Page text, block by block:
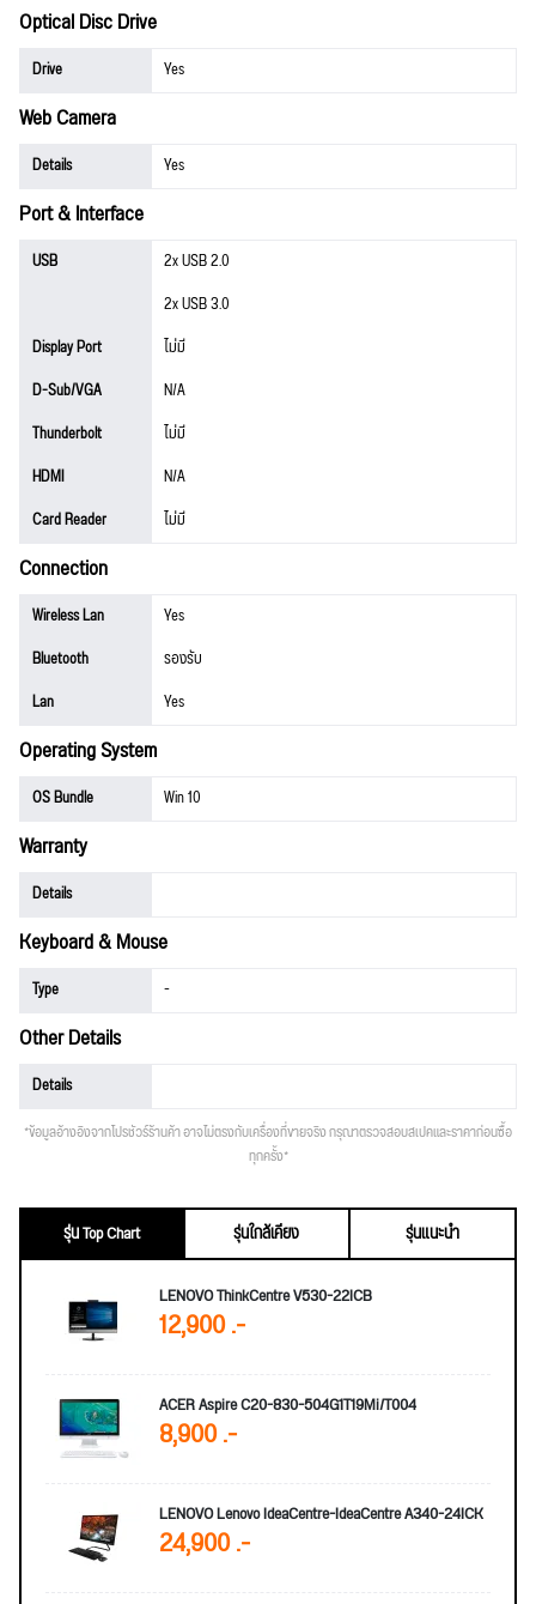
Optical Disc Drive
Drive Yes
Web Camera
Details Yes
Port & Interface
USB
2x USB 2.0
2x USB 3.0
Display Port
ไม่มี
D-Sub/VGA
N/A
Thunderbolt
ไม่มี
HDMI
N/A
Card Reader
ไม่มี
Connection
Wireless Lan
Yes
Bluetooth
รองรับ
Lan
Yes
Operating System
OS Bundle Win 10
Warranty
Details
Keyboard & Mouse
Type -
Other Details
Details
*ข้อมูลอ้างอิงจากโปรชัวร์ร้านค้า อาจไม่ตรงกับเครื่องที่ขายจริง กรุณาตรวจสอบสเปคและราคาก่อนซื้อ
ทุกครั้ง*
รุ่น Top Chart รุ่นใกล้เคียง
รุ่นแนะนำ
LENOVO ThinkCentre V530-22ICB
12,900 .-
ACER Aspire C20-830-504G1T19Mi/T004
8,900 .-
LENOVO Lenovo IdeaCentre-IdeaCentre A340-24ICK
24,900 .-